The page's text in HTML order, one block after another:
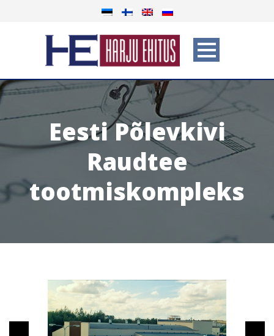
Eesti Põlevkivi
Raudtee
tootmiskompleks